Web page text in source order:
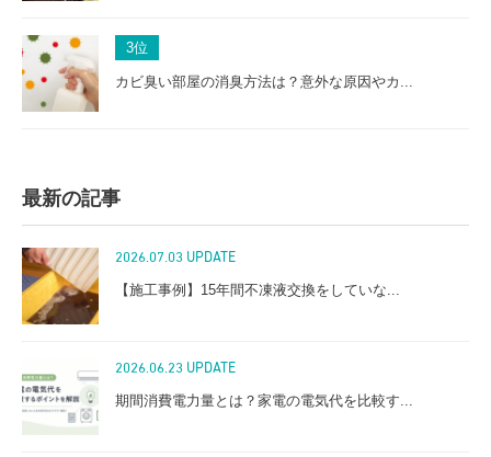
3位
カビ臭い部屋の消臭方法は？意外な原因やカ...
最新の記事
2026.07.03 UPDATE
【施工事例】15年間不凍液交換をしていな...
2026.06.23 UPDATE
期間消費電力量とは？家電の電気代を比較す...